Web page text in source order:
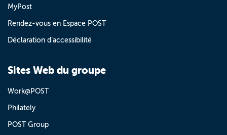
MyPost
Rendez-vous en Espace POST
Déclaration d’accessibilité
Sites Web du groupe
Work@POST
Philately
POST Group